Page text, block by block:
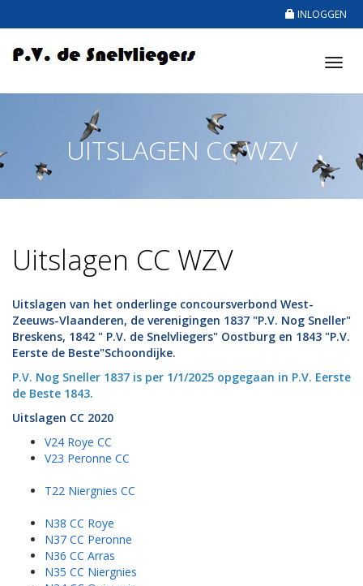
INLOGGEN
UITSLAGEN CC WZV
Uitslagen CC WZV
Uitslagen van het onderlinge concoursverbond West-
Zeeuws-Vlaanderen, de verenigingen 1837 "P.V. Nog Sneller"
Breskens, 1842 " P.V. de Snelvliegers" Oostburg en 1843 "P.V.
Eerste de Beste"Schoondijke.
P.V. Nog Sneller 1837 is per 1/1/2025 opgegaan in P.V. Eerste
de Beste 1843.
Uitslagen CC 2020
V24 Roye CC
V23 Peronne CC
T22 Niergnies CC
N38 CC Roye
N37 CC Peronne
N36 CC Arras
N35 CC Niergnies